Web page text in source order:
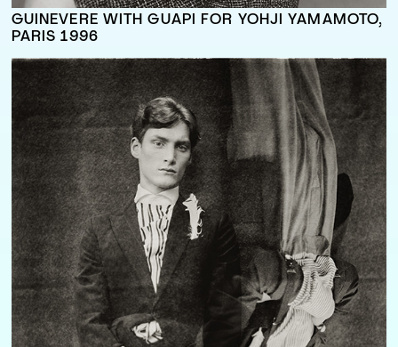
GUINEVERE WITH GUAPI FOR YOHJI YAMAMOTO,
PARIS 1996